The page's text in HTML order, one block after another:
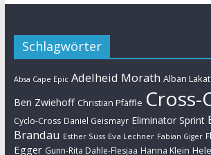
Schlagwörter
Absa Cape Epic Adelheid Morath Alban
Ben Zwiehoff Christian Pfäffle
Cyclo-Cross Daniel Geismayr Eliminator Sprint
Brandau Esther Süss Eva Lechner Fabian Giger
Egger Gunn-Rita Dahle-Flesjaa Hanna Klein